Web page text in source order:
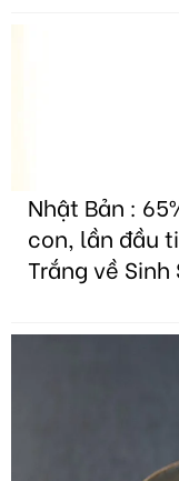
Nhật Bản :
con, lần đầu
Trắng về